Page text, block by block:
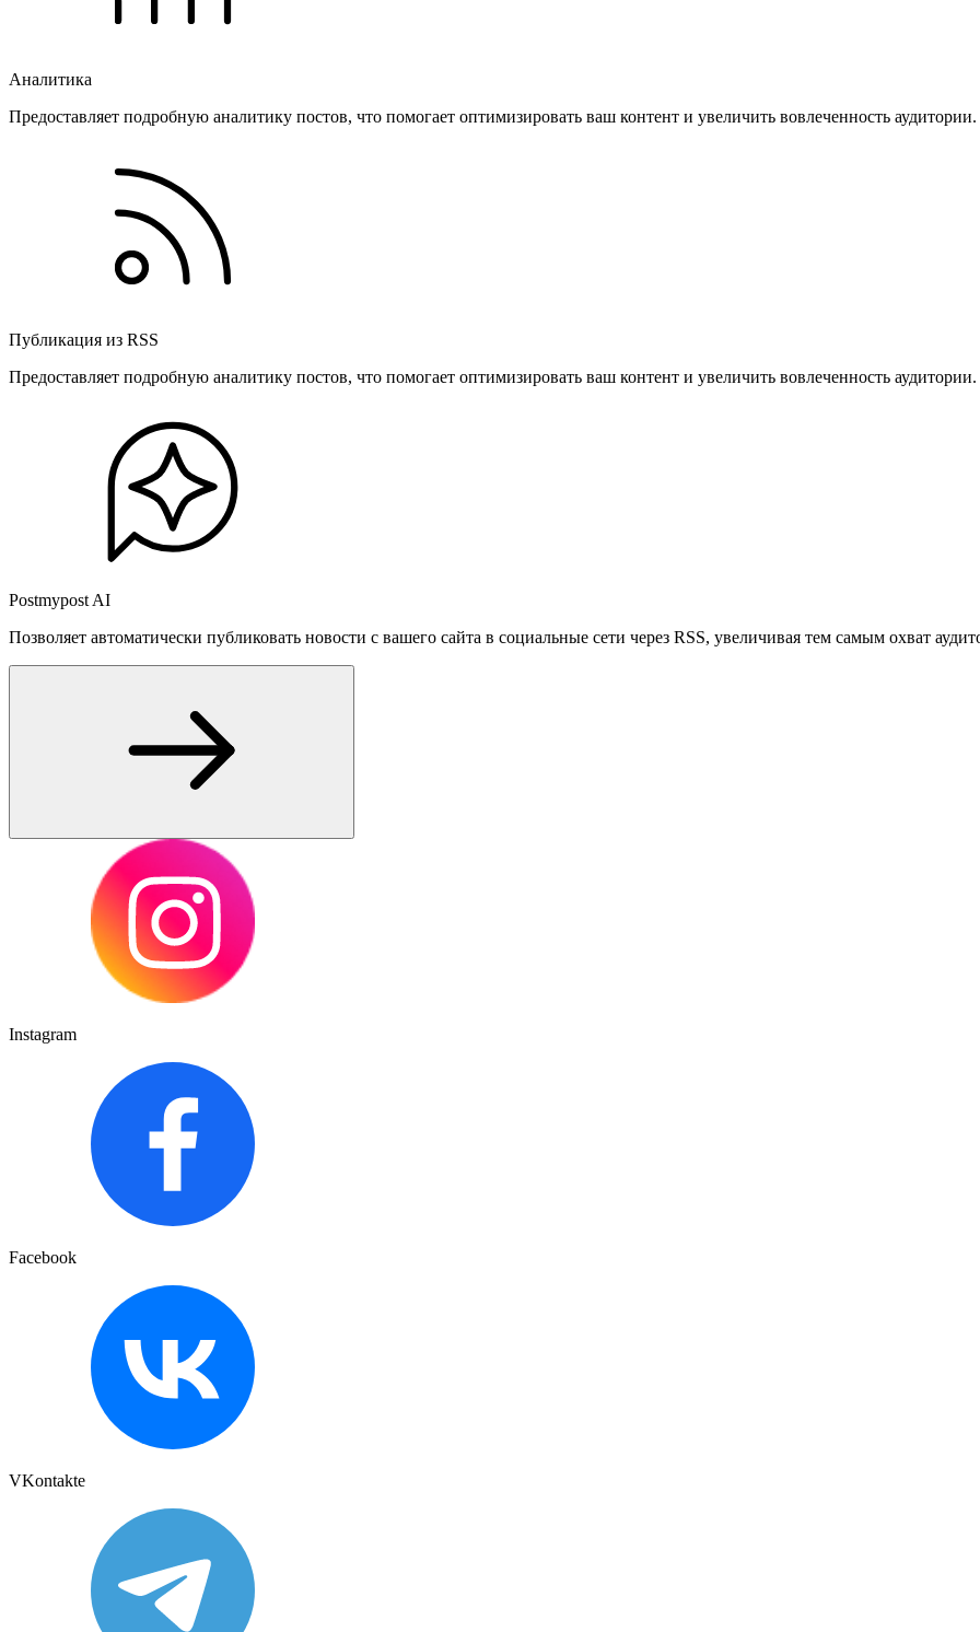
Аналитика
Предоставляет подробную аналитику постов, что помогает оптимизировать ваш контент и увеличить вовлеченность аудитории.
Публикация из RSS
Предоставляет подробную аналитику постов, что помогает оптимизировать ваш контент и увеличить вовлеченность аудитории.
Postmypost AI
Позволяет автоматически публиковать новости с вашего сайта в социальные сети через RSS, увеличивая тем самым охват
Instagram
Facebook
VKontakte